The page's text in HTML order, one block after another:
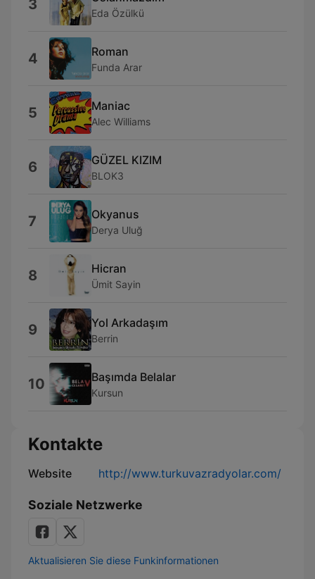
3 Eda Özülkü
4 Roman
Funda Arar
5 Maniac
Alec Williams
6 GÜZEL KIZIM
BLOK3
7 Okyanus
Derya Uluğ
8 Hicran
Ümit Sayin
9 Yol Arkadaşım
Berrin
10 Başımda Belalar
Kursun
Kontakte
Website http://www.turkuvazradyolar.com/
Soziale Netzwerke
Aktualisieren Sie diese Funkinformationen